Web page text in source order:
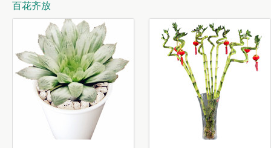
百花齐放